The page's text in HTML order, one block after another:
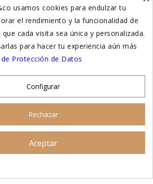
natural
usamos cookies para endulzar tu
el rendimiento y la funcionalidad de
cada visita sea única y personalizada.
para hacer tu experiencia aún más
Protección de Datos
Configurar
Rechazar
Aceptar